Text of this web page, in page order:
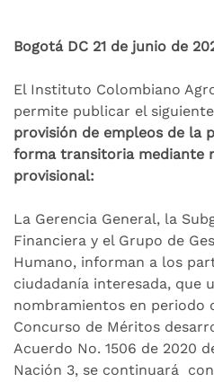
Bogotá DC 21 de junio de
El Instituto Colombiano
permite publicar el
provisión de empleos de la
forma transitoria mediante
provisional:
La Gerencia General, la
Financiera y el Grupo de
Humano, informan a los
ciudadanía interesada, que
nombramientos en periodo
Concurso de Méritos
Acuerdo No. 1506 de 2020
Nación 3, se continuará